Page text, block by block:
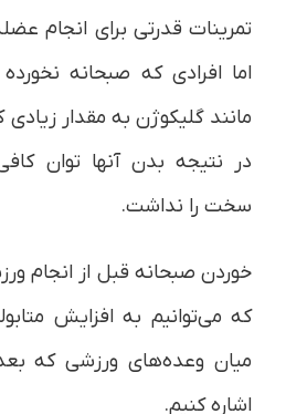
تمرینات قدرتی برای انجام
اما افرادی که صبحانه
مانند گلیکوژن به مقدار
در نتیجه بدن آنها توان
سخت را نداشت.
خوردن صبحانه قبل از انجام
که می‌توانیم به افزایش
میان وعده‌های ورزشی که
اشاره کنیم.